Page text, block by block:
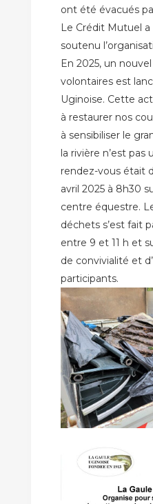
ont été évacués
Le Crédit Mutuel
soutenu
En 2025, un
volontaires est
Uginoise. Cette
à restaurer nos
à sensibiliser le
la rivière n’est pas
rendez-vous était
avril 2025 à 8h30
centre équestre.
déchets s’est fait
entre 9 et 11 h et
de convivialité et
participants.